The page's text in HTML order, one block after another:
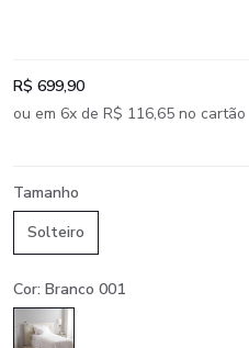
R$ 699,90
ou em 6x de R$ 116,65 no cartão
Tamanho
Solteiro
Cor: Branco 001